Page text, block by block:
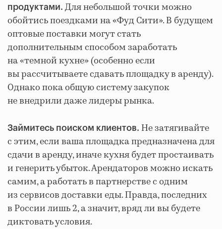
продуктами. Для небольшой точки можно
обойтись поездками на «Фуд Сити». В будущем
оптовые поставки могут стать
дополнительным способом заработать
на «темной кухне» (особенно если
вы рассчитываете сдавать площадку в аренду).
Однако пока общую систему закупок
не внедрили даже лидеры рынка.
Займитесь поиском клиентов. Не затягивайте
с этим, если ваша площадка предназначена для
сдачи в аренду, иначе кухня будет простаивать
и генерить убыток. Арендаторов можно искать
самим, а работать в партнерстве с одним
из сервисов доставки еды. Правда, последних
в России лишь 2, а значит, вряд ли вы будете
диктовать условия.